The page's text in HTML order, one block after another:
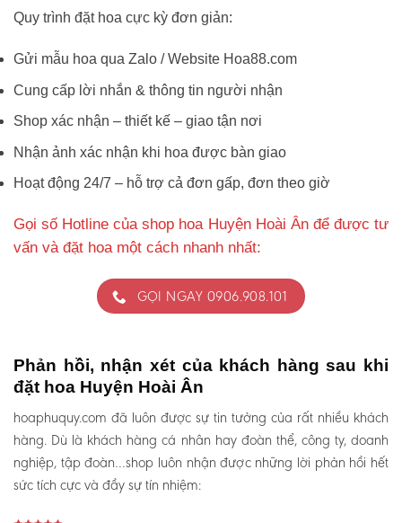
Quy trình đặt hoa cực kỳ đơn giản:
Gửi mẫu hoa qua Zalo / Website Hoa88.com
Cung cấp lời nhắn & thông tin người nhận
Shop xác nhận – thiết kế – giao tận nơi
Nhận ảnh xác nhận khi hoa được bàn giao
Hoạt động 24/7 – hỗ trợ cả đơn gấp, đơn theo giờ
Gọi số Hotline của shop hoa Huyện Hoài Ân để được tư
vấn và đặt hoa một cách nhanh nhất:
GỌI NGAY 0906.908.101
Phản hồi, nhận xét của khách hàng sau khi
đặt hoa Huyện Hoài Ân
hoaphuquy.com đã luôn được sự tin tưởng của rất nhiều khách
hàng. Dù là khách hàng cá nhân hay đoàn thể, công ty, doanh
nghiệp, tập đoàn…shop luôn nhận được những lời phản hồi hết
sức tích cực và đầy sự tín nhiệm: